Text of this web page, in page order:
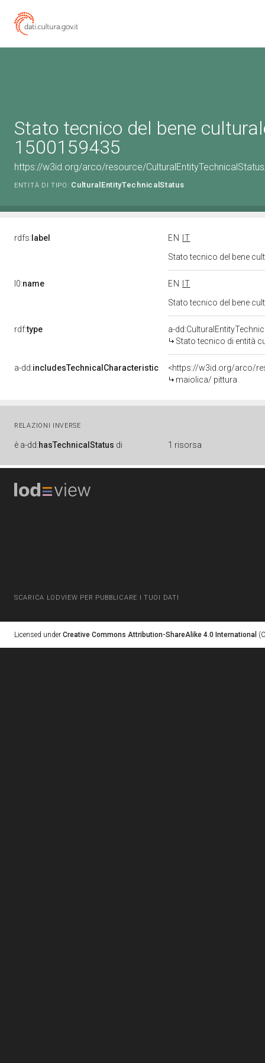
Stato tecnico del bene
1500159435
https://w3id.org/arco/resource/
ENTITÀ DI TIPO: CulturalEntityTechnicalStatus
rdfs: label EN
IT
Stato tecnico del bene
l0:name EN
IT
Stato tecnico del bene
rdf:type
a-
Stato tecnico di entità
a-dd:includesTechnicalCharacteristic
<https://w3id.org/arco/
maiolica/ pittura
RELAZIONI INVERSE
è a-dd:hasTechnicalStatus di 1 risorsa
SCARICA LODVIEW PER PUBBLICARE I TUOI DATI
Licensed under Creative Commons Attribution-ShareAlike 4.0 International